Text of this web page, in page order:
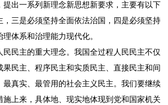
出一系列新理念新思想新要求，主要有以下
三是必须坚持全面依法治国，四是必须坚持
体系和治理能力现代化。
民主的重大理念。我国全过程人民民主不仅
民主、程序民主和实质民主、直接民主和间
真实、最管用的社会主义民主。我们要继续
上来，具体地、现实地体现到党和国家机关